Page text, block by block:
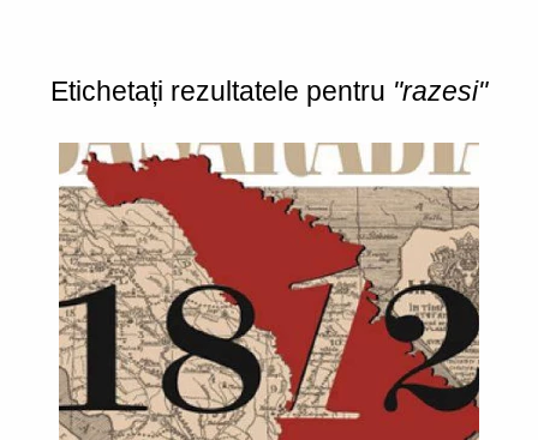
Etichetați rezultatele pentru "razesi"